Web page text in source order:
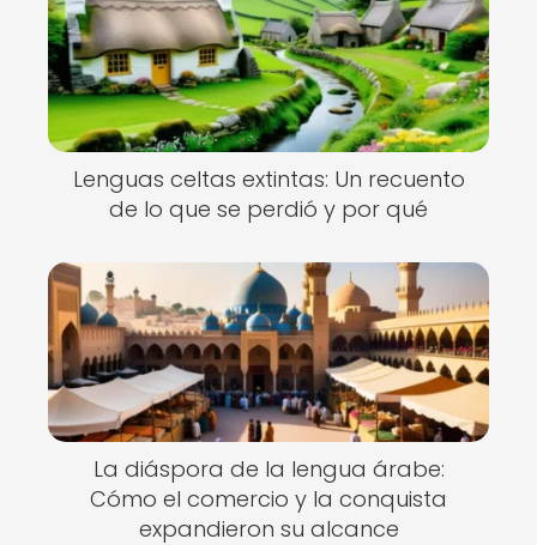
Lenguas celtas extintas: Un recuento
de lo que se perdió y por qué
La diáspora de la lengua árabe:
Cómo el comercio y la conquista
expandieron su alcance